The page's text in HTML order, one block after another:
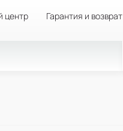
центр Гарантия и возврат